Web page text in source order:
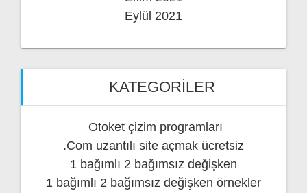
Eylül 2021
KATEGORILER
Otoket çizim programları
.Com uzantılı site açmak ücretsiz
1 bağımlı 2 bağımsız değişken
1 bağımlı 2 bağımsız değişken örnekler